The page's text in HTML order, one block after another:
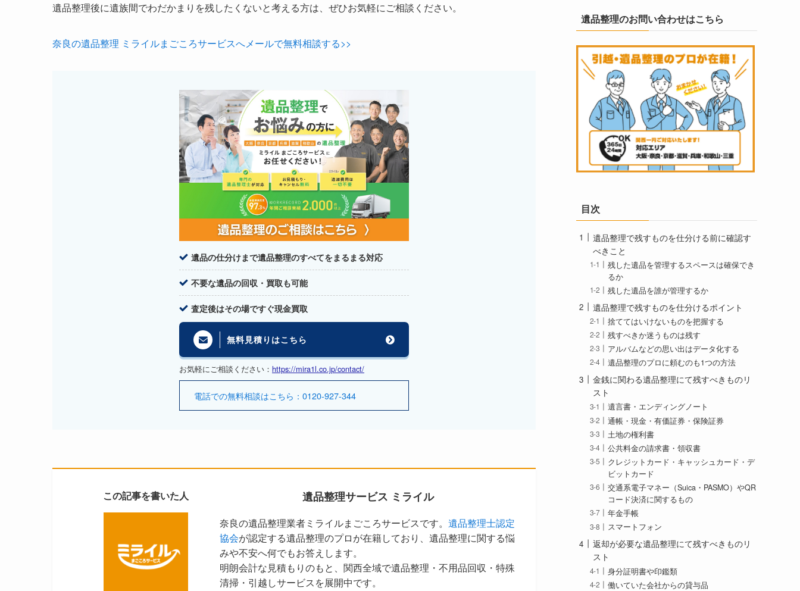
遺品整理後に遺族間でわだかまりを残したくないと考える方は、ぜひお気軽にご相談ください。
奈良の遺品整理 ミライルまごころサービスへメールで無料相談する>>
遺品の仕分けまで遺品整理のすべてをまるまる対応
不要な遺品の回収・買取も可能
査定後はその場ですぐ現金買取
無料見積りはこちら
お気軽にご相談ください： https://mira1l.co.jp/contact/
電話での無料相談はこちら：0120-927-344
この記事を書いた人 遺品整理サービス ミライル
奈良の遺品整理業者ミライルまごころサービスです。遺品整理士認定
協会が認定する遺品整理のプロが在籍しており、遺品整理に関する悩
みや不安へ何でもお答えします。
明朗会計な見積もりのもと、関西全域で遺品整理・不用品回収・特殊
清掃・引越しサービスを展開中です。
遺品整理のお問い合わせはこちら
目次
遺品整理で残すものを仕分ける前に確認す
べきこと
残した遺品を管理するスペースは確保でき
るか
残した遺品を誰が管理するか
遺品整理で残すものを仕分けるポイント
捨ててはいけないものを把握する
残すべきか迷うものは残す
アルバムなどの思い出はデータ化する
遺品整理のプロに頼むのも1つの方法
金銭に関わる遺品整理にて残すべきものリ
スト
遺言書・エンディングノート
通帳・現金・有価証券・保険証券
土地の権利書
公共料金の請求書・領収書
クレジットカード・キャッシュカード・デ
ビットカード
交通系電子マネー（Suica・PASMO）やQR
コード決済に関するもの
年金手帳
スマートフォン
返却が必要な遺品整理にて残すべきものリ
スト
身分証明書や印鑑類
働いていた会社からの貸与品